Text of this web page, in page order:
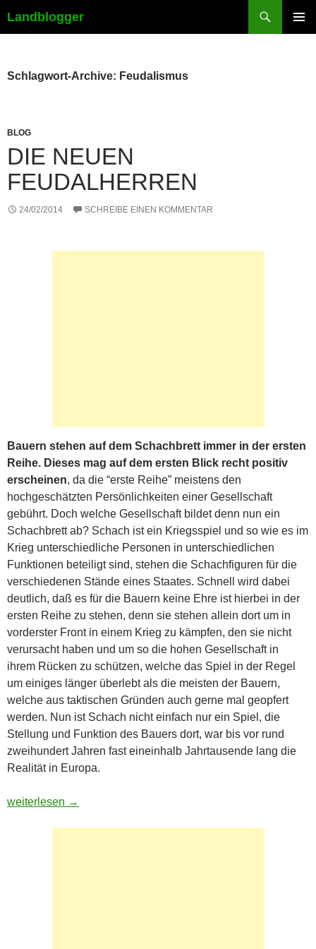
Landblogger
Schlagwort-Archive: Feudalismus
BLOG
DIE NEUEN
FEUDALHERREN
24/02/2014 SCHREIBE EINEN KOMMENTAR
Bauern stehen auf dem Schachbrett immer in der ersten
Reihe. Dieses mag auf dem ersten Blick recht positiv
erscheinen, da die “erste Reihe” meistens den
hochgeschätzten Persönlichkeiten einer Gesellschaft
gebührt. Doch welche Gesellschaft bildet denn nun ein
Schachbrett ab? Schach ist ein Kriegsspiel und so wie es im
Krieg unterschiedliche Personen in unterschiedlichen
Funktionen beteiligt sind, stehen die Schachfiguren für die
verschiedenen Stände eines Staates. Schnell wird dabei
deutlich, daß es für die Bauern keine Ehre ist hierbei in der
ersten Reihe zu stehen, denn sie stehen allein dort um in
vorderster Front in einem Krieg zu kämpfen, den sie nicht
verursacht haben und um so die hohen Gesellschaft in
ihrem Rücken zu schützen, welche das Spiel in der Regel
um einiges länger überlebt als die meisten der Bauern,
welche aus taktischen Gründen auch gerne mal geopfert
werden. Nun ist Schach nicht einfach nur ein Spiel, die
Stellung und Funktion des Bauers dort, war bis vor rund
zweihundert Jahren fast eineinhalb Jahrtausende lang die
Realität in Europa.
Die neuen Feudalherren
weiterlesen →